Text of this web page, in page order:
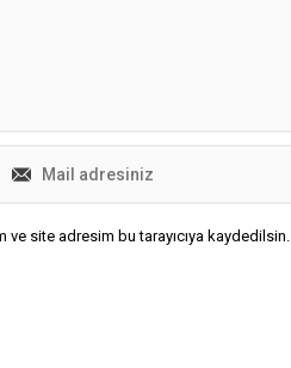
ve site adresim bu tarayıcıya kaydedilsin.